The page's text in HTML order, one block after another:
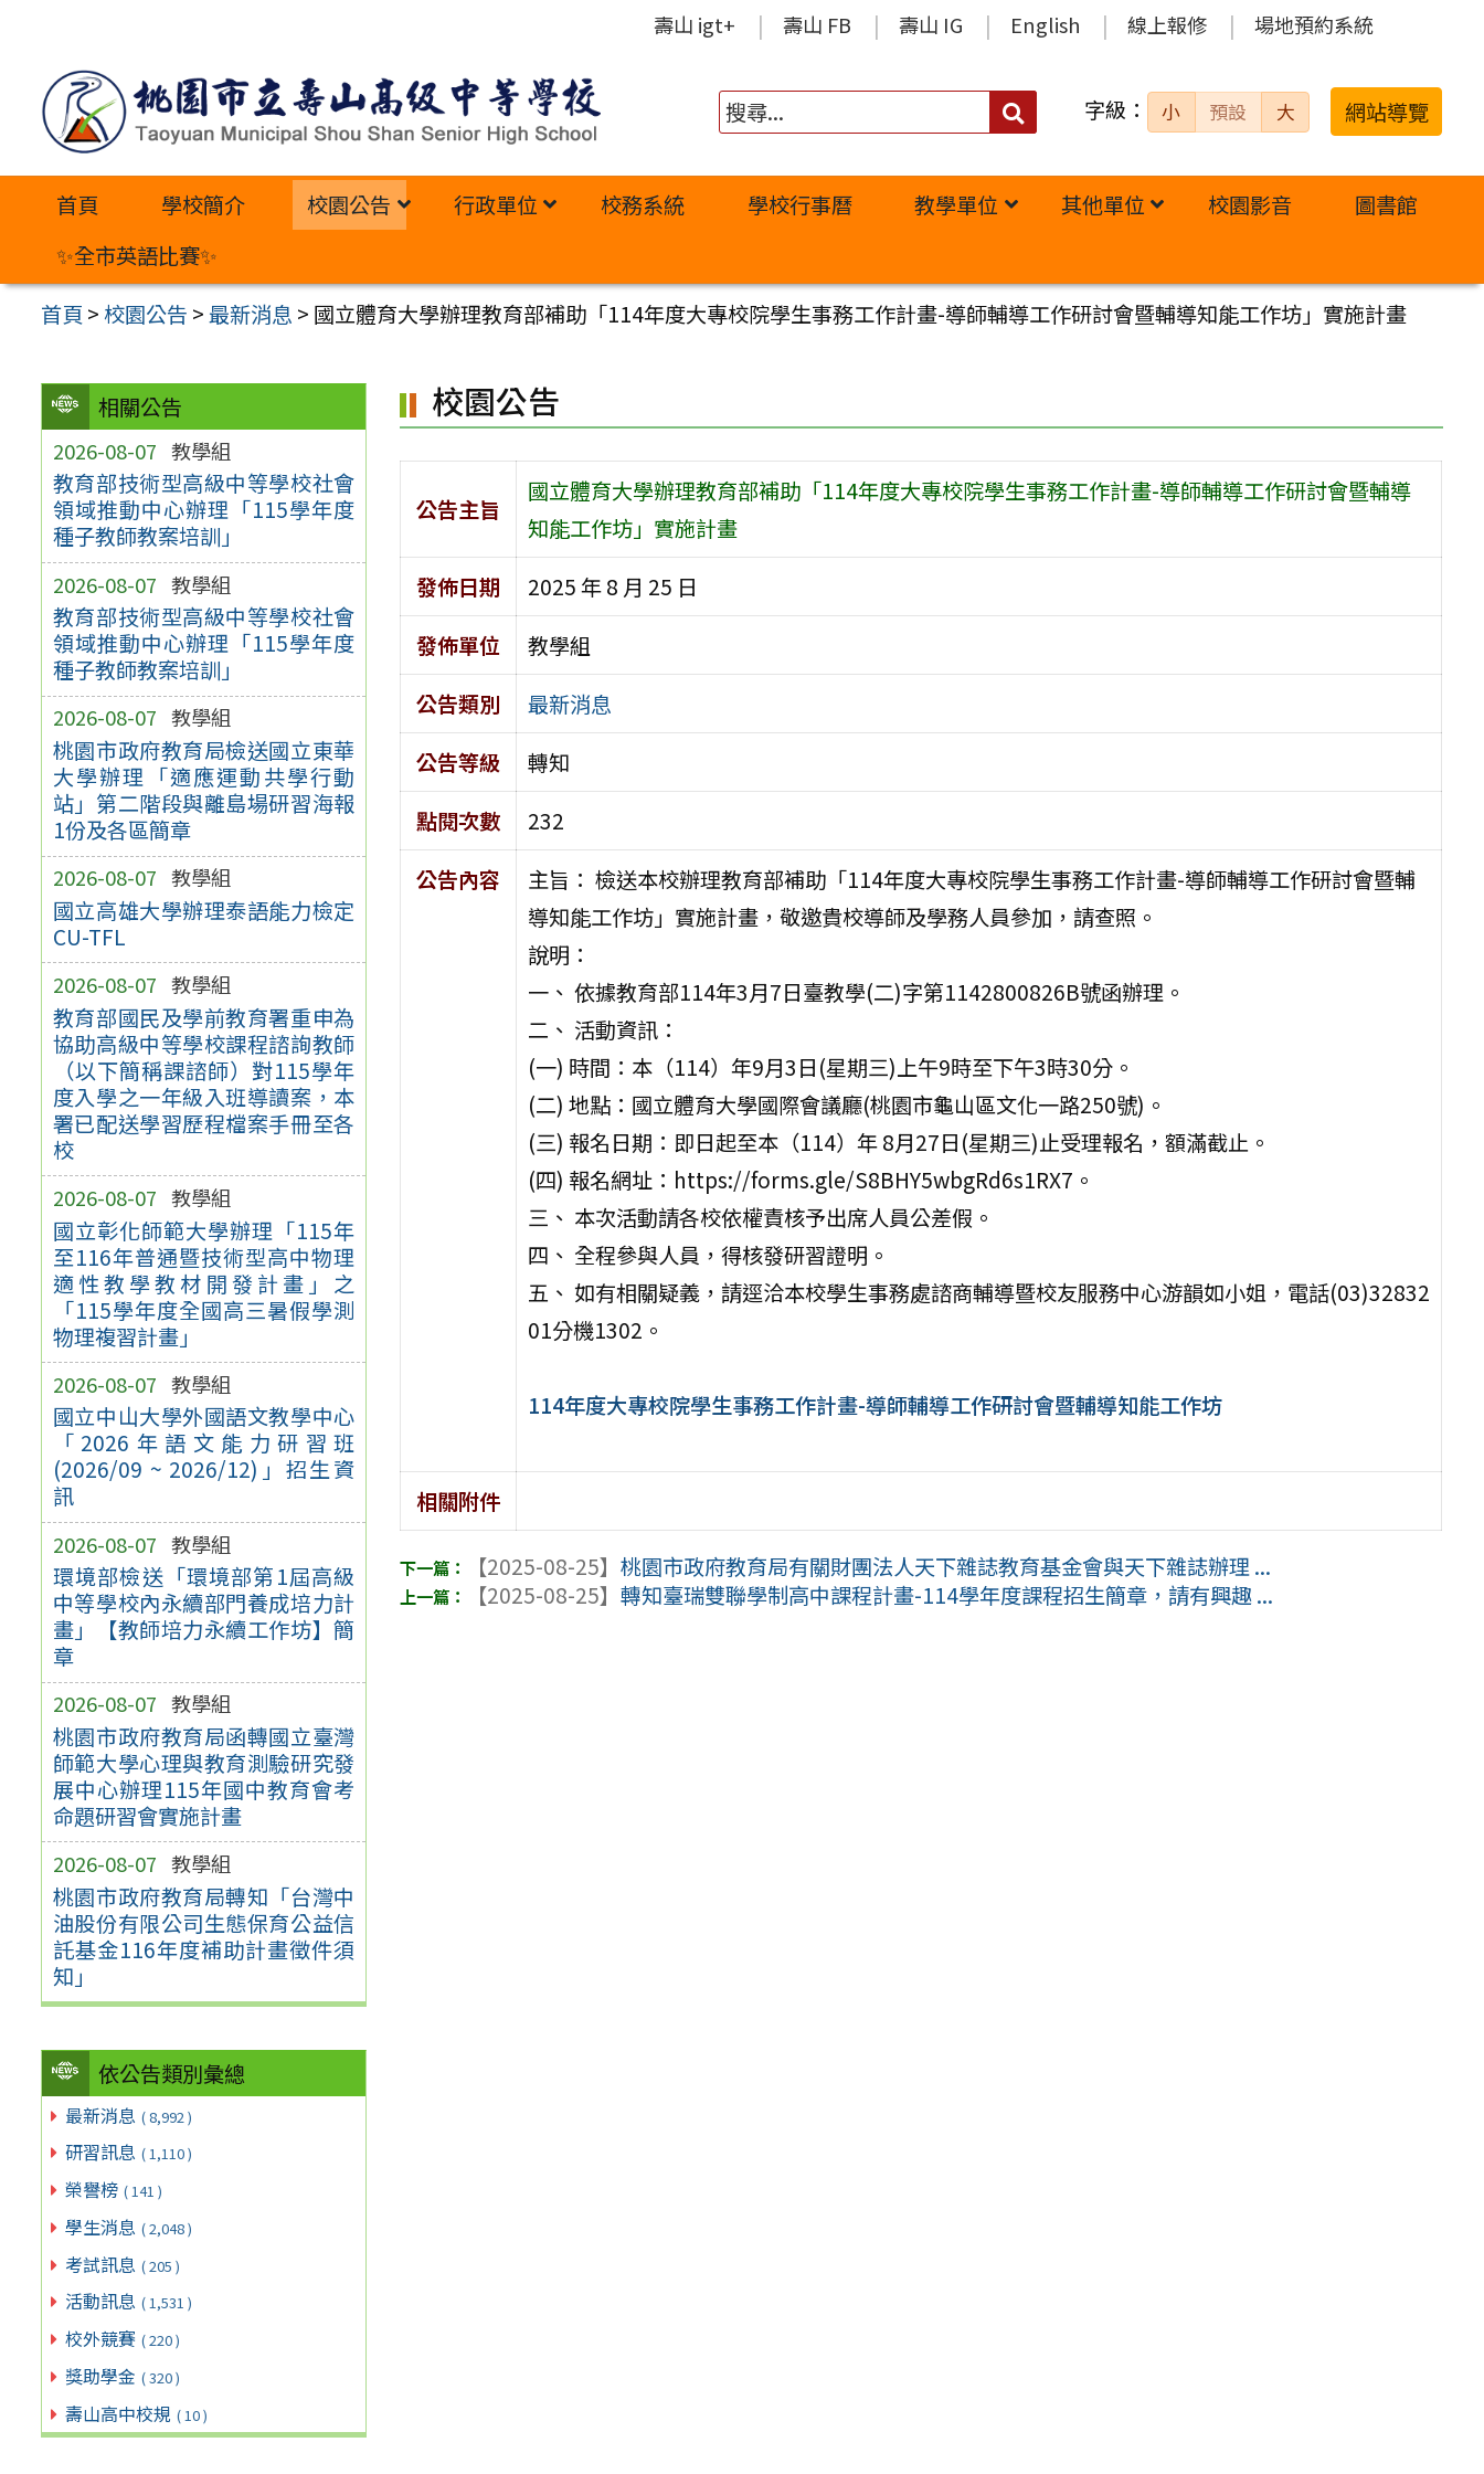
內
壽山 igt+ 壽山 FB 壽山 IG English 線上報修 場地預約系統
搜
字級： 小 預設 大 網站導覽
首頁 學校簡介 校園公告 行政單位 校務系統 學校行事曆 教學單位 其他單位 校園影音
圖書館
✨全市英語比賽✨
首頁 >校園公告 >最新消息 > 國立體育大學辦理教育部補助「114年度大專校院學生事務工作計畫-導師輔導工作研討會暨輔導知能工作坊」實施計畫
相關公告
2026-08-07 教學組
教育部技術型高級中等學校社會
領域推動中心辦理「115學年度
種子教師教案培訓」
2026-08-07 教學組
教育部技術型高級中等學校社會
領域推動中心辦理「115學年度
種子教師教案培訓」
2026-08-07 教學組
桃園市政府教育局檢送國立東華
大學辦理「適應運動共學行動
站」第二階段與離島場研習海報
1份及各區簡章
2026-08-07 教學組
國立高雄大學辦理泰語能力檢定
CU-TFL
2026-08-07 教學組
教育部國民及學前教育署重申為
協助高級中等學校課程諮詢教師
（以下簡稱課諮師）對115學年
度入學之一年級入班導讀案，本
署已配送學習歷程檔案手冊至各
校
2026-08-07 教學組
國立彰化師範大學辦理「115年
至116年普通暨技術型高中物理
適性教學教材開發計畫」之
「115學年度全國高三暑假學測
物理複習計畫」
2026-08-07 教學組
國立中山大學外國語文教學中心
「2026年語文能力研習班
(2026/09 ~ 2026/12)」招生資
訊
2026-08-07 教學組
環境部檢送「環境部第1屆高級
中等學校內永續部門養成培力計
畫」【教師培力永續工作坊】簡
章
2026-08-07 教學組
桃園市政府教育局函轉國立臺灣
師範大學心理與教育測驗研究發
展中心辦理115年國中教育會考
命題研習會實施計畫
2026-08-07 教學組
桃園市政府教育局轉知「台灣中
油股份有限公司生態保育公益信
託基金116年度補助計畫徵件須
知」
依公告類別彙總
最新消息 ( 8,992 )
研習訊息 ( 1,110 )
榮譽榜 ( 141 )
學生消息 ( 2,048 )
考試訊息 ( 205 )
活動訊息 ( 1,531 )
校外競賽 ( 220 )
獎助學金 ( 320 )
壽山高中校規 ( 10 )
校園公告
公告主旨
國立體育大學辦理教育部補助「114年度大專校院學生事務工作計畫-導師輔導工作研討會暨輔導
知能工作坊」實施計畫
發佈日期
2025 年 8 月 25 日
發佈單位
教學組
公告類別
最新消息
公告等級
轉知
點閱次數
232
公告內容
主旨： 檢送本校辦理教育部補助「114年度大專校院學生事務工作計畫-導師輔導工作研討會暨輔
導知能工作坊」實施計畫，敬邀貴校導師及學務人員參加，請查照。
說明：
一、 依據教育部114年3月7日臺教學(二)字第1142800826B號函辦理。
二、 活動資訊：
(一) 時間：本（114）年9月3日(星期三)上午9時至下午3時30分。
(二) 地點：國立體育大學國際會議廳(桃園市龜山區文化一路250號)。
(三) 報名日期：即日起至本（114）年 8月27日(星期三)止受理報名，額滿截止。
(四) 報名網址：https://forms.gle/S8BHY5wbgRd6s1RX7。
三、 本次活動請各校依權責核予出席人員公差假。
四、 全程參與人員，得核發研習證明。
五、 如有相關疑義，請逕洽本校學生事務處諮商輔導暨校友服務中心游韻如小姐，電話(03)32832
01分機1302。
114年度大專校院學生事務工作計畫-導師輔導工作研討會暨輔導知能工作坊
相關附件
【2025-08-25】桃園市政府教育局有關財團法人天下雜誌教育基金會與天下雜誌辦理 ...
【2025-08-25】轉知臺瑞雙聯學制高中課程計畫-114學年度課程招生簡章，請有興趣 ...